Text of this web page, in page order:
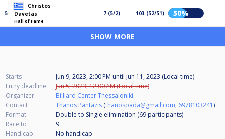
5
Christos
Davetas
Hall of Fame
7 (5/2) 103 (52/51) 50%
SHOW MORE
Starts Jun 9, 2023, 2:00 PM until Jun 11, 2023 (Local time)
Entry deadline
Jun 5, 2023, 12:00 AM (Local time)
Organizer
Billiard Center Thessaloniki
Contact
Thanos Pantazis (thanospada@gmail.com, 6978103241)
Format
Double to Single elimination (69 participants)
Race to
9
Handicap
No handicap